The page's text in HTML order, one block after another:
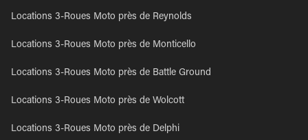
Locations 3-Roues Moto près de Reynolds
Locations 3-Roues Moto près de Monticello
Locations 3-Roues Moto près de Battle Ground
Locations 3-Roues Moto près de Wolcott
Locations 3-Roues Moto près de Delphi